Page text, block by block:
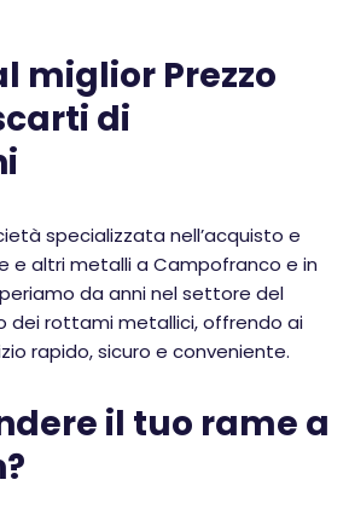
miglior Prezzo
di
specializzata nell’acquisto e
e altri metalli a Campofranco e in
da anni nel settore del
dei rottami metallici, offrendo ai
rapido, sicuro e conveniente.
il tuo rame a